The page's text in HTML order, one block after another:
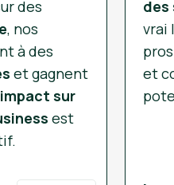
des
, nos
à des
et gagnent
impact sur
est
des
vrai
et